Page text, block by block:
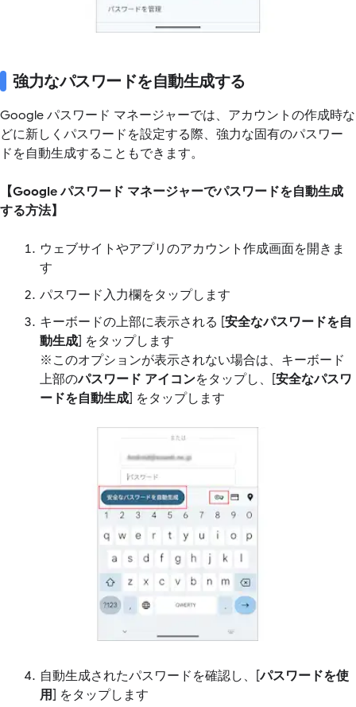
強力なパスワードを自動生成する
Google パスワード マネージャーでは、アカウントの作成時な
どに新しくパスワードを設定する際、強力な固有のパスワー
ドを自動生成することもできます。
【Google パスワード マネージャーでパスワードを自動生成
する方法】
ウェブサイトやアプリのアカウント作成画面を開きま
す
パスワード入力欄をタップします
キーボードの上部に表示される [安全なパスワードを自
動生成] をタップします
※このオプションが表示されない場合は、キーボード
上部のパスワード アイコンをタップし、[安全なパスワ
ードを自動生成] をタップします
自動生成されたパスワードを確認し、[パスワードを使
用] をタップします